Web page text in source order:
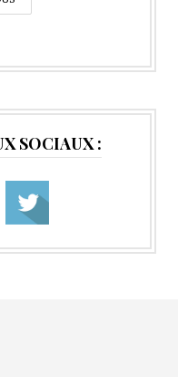
SOCIAUX :